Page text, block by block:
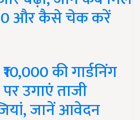
और कैसे चेक करें
की गार्डनिंग
उगाएं ताजी
जानें आवेदन